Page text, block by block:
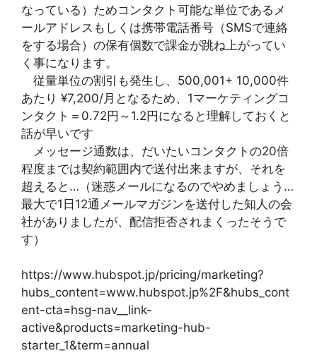
なっている）ためコンタクト可能な単位であるメ
ールアドレスもしくは携帯電話番号（SMSで連絡
をする場合）の保有個数で課金が跳ね上がってい
く事になります。
従量単位の割引も発生し、500,001+ 10,000件
あたり ¥7,200/月となるため、1マーケティングコ
ンタクト＝0.72円～1.2円になると理解しておくと
話が早いです
メッセージ通数は、だいたいコンタクトの20倍
程度までは契約範囲内で送付出来ますが、それを
超えると…（迷惑メールになるのでやめましょう…
最大で1日12通メールマガジンを送付した知人の会
社がありましたが、配信拒否されまくったそうで
す）
https://www.hubspot.jp/pricing/marketing?
hubs_content=www.hubspot.jp%2F&hubs_cont
ent-cta=hsg-nav__link-
active&products=marketing-hub-
starter_1&term=annual